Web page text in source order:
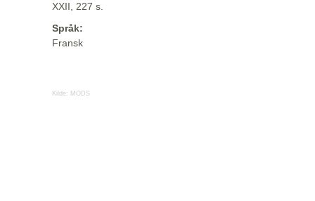
XXII, 227 s.
Språk:
Fransk
Kilde: MODS